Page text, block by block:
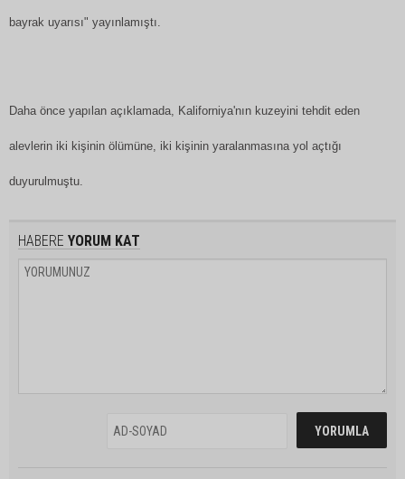
bayrak uyarısı" yayınlamıştı.
Daha önce yapılan açıklamada, Kaliforniya'nın kuzeyini tehdit eden
alevlerin iki kişinin ölümüne, iki kişinin yaralanmasına yol açtığı
duyurulmuştu.
HABERE YORUM KAT